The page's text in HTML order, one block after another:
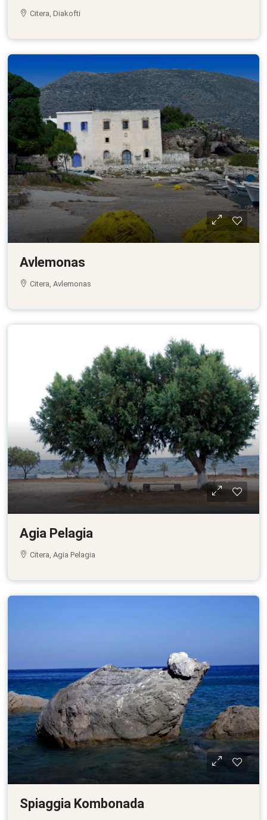
Citera, Diakofti
Avlemonas
Citera, Avlemonas
Agia Pelagia
Citera, Agia Pelagia
Spiaggia Kombonada